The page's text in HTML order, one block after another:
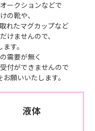
ークションなどで
の靴や、
れたマグカップなど
けませんので、
す。
需要が無く
付ができませんので
願いいたします。
液体